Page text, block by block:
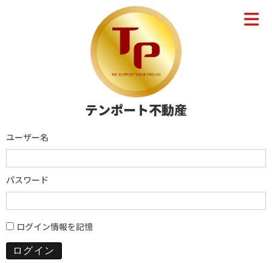
テンポート不動産
ユーザー名
パスワード
ログイン情報を記憶